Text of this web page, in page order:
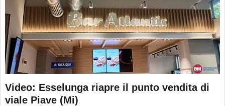
Video: Esselunga riapre il punto vendita di
viale Piave (Mi)